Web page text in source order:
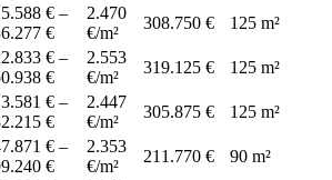
€ –
€
2.470
€/m²
308.750 € 125 m²
€ –
€
2.553
€/m²
319.125 € 125 m²
€ –
€
2.447
€/m²
305.875 € 125 m²
€ –
€
2.353
€/m²
211.770 € 90 m²